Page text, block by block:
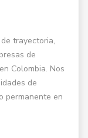
trayectoria,
de
Colombia. Nos
de
permanente en